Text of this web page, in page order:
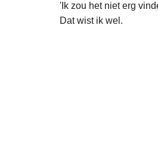
'Ik zou het niet erg
Dat wist ik wel.